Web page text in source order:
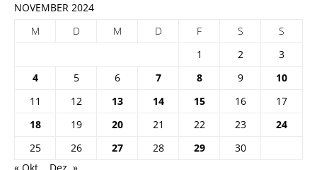
NOVEMBER 2024
M
D M D F S
S
1
2
3
4
5 6 7 8 9
10
11
12 13 14 15 16
17
18
19 20 21 22 23
24
25
26 27 28 29
30